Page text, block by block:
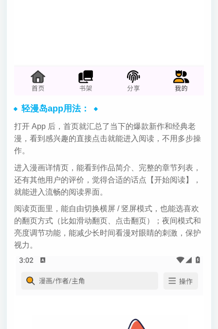
轻漫岛app用法：
打开 App 后，首页就汇总了当下的爆款新作和经典老
漫，看到感兴趣的直接点击就能进入阅读，不用多步操
作。
进入漫画详情页，能看到作品简介、完整的章节列表，
还有其他用户的评价，觉得合适的话点【开始阅读】，
就能进入流畅的阅读界面。
阅读页面里，能自由切换横屏 / 竖屏模式，也能选喜欢
的翻页方式（比如滑动翻页、点击翻页）；夜间模式和
亮度调节功能，能减少长时间看漫对眼睛的刺激，保护
视力。